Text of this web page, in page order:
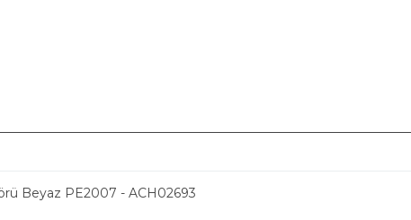
Beyaz PE2007 - ACH02693